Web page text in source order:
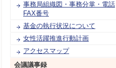
事務局組織図・事務分掌・電話
FAX番号
基金の執行状況について
女性活躍推進行動計画
アクセスマップ
会議議事録